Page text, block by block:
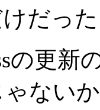
だっ
の更
ない